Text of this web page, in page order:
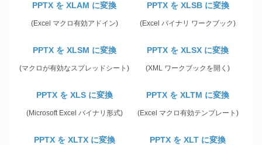
PPTX を XLAM に変換
(Excel マクロ有効アドイン)
PPTX を XLSB に変換
(Excel バイナリ ワークブック)
PPTX を XLSM に変換
(マクロが有効なスプレッドシート)
PPTX を XLSX に変換
(XML ワークブックを開く)
PPTX を XLS に変換
(Microsoft Excel バイナリ形式)
PPTX を XLTM に変換
(Excel マクロ有効テンプレート)
PPTX を XLTX に変換 PPTX を XLT に変換